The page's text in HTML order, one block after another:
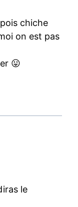
chiche
on est pas
😛
le